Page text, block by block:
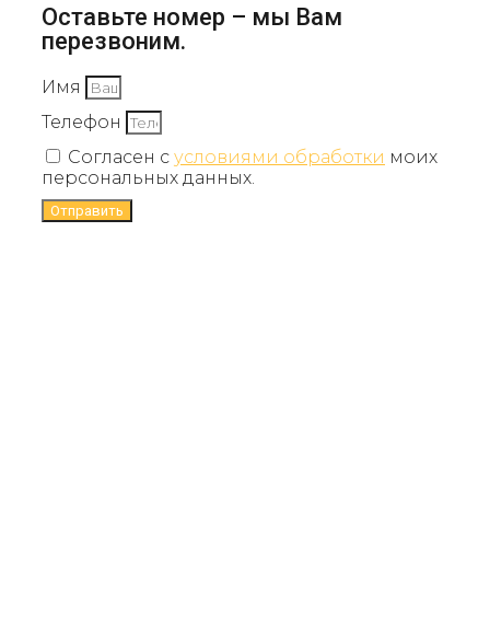
Оставьте номер – мы Вам
перезвоним.
Имя
Телефон
Согласен с условиями обработки моих
персональных данных.
Отправить